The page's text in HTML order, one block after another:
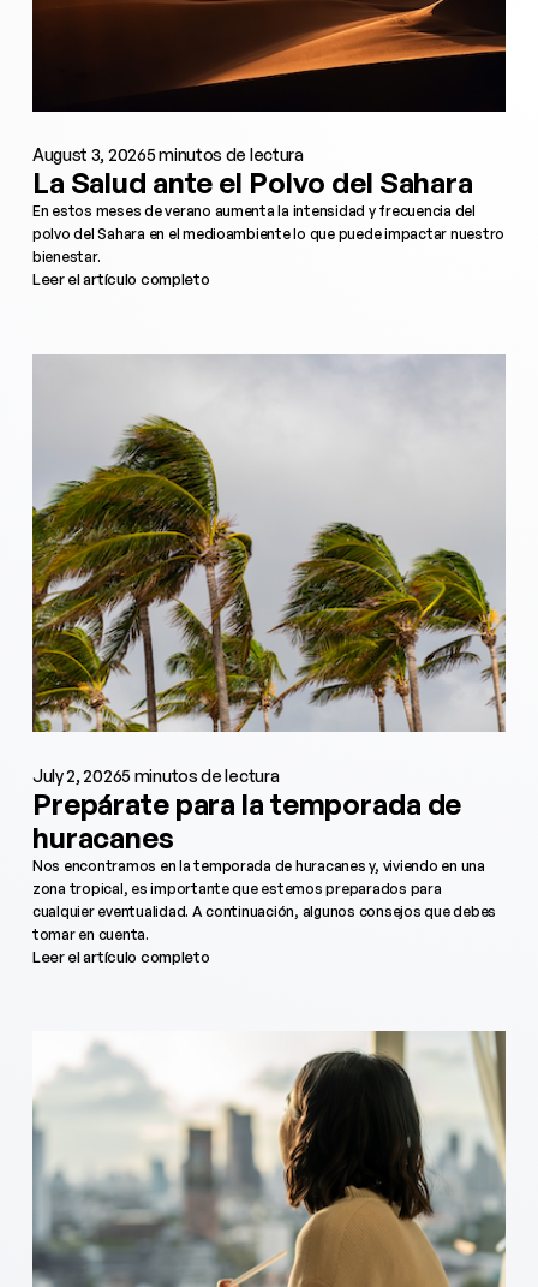
August 3, 20265 minutos de lectura
La Salud ante el Polvo del Sahara
En estos meses de verano aumenta la intensidad y frecuencia del
polvo del Sahara en el medioambiente lo que puede impactar nuestro
bienestar.
Leer el artículo completo
July 2, 20265 minutos de lectura
Prepárate para la temporada de
huracanes
Nos encontramos en la temporada de huracanes y, viviendo en una
zona tropical, es importante que estemos preparados para
cualquier eventualidad. A continuación, algunos consejos que debes
tomar en cuenta.
Leer el artículo completo